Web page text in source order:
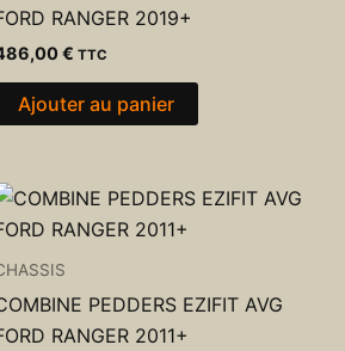
RANGER 2019+
€ TTC
Ajouter au panier
PEDDERS EZIFIT AVG
RANGER 2011+